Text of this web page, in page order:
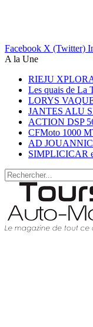
Facebook X (Twitter)
A la Une
RIEJU
Les quais de La
LORYS
JANTES ALU
ACTION DSP
CFMoto 1000
AD JOUANNIC
SIMPLICICAR